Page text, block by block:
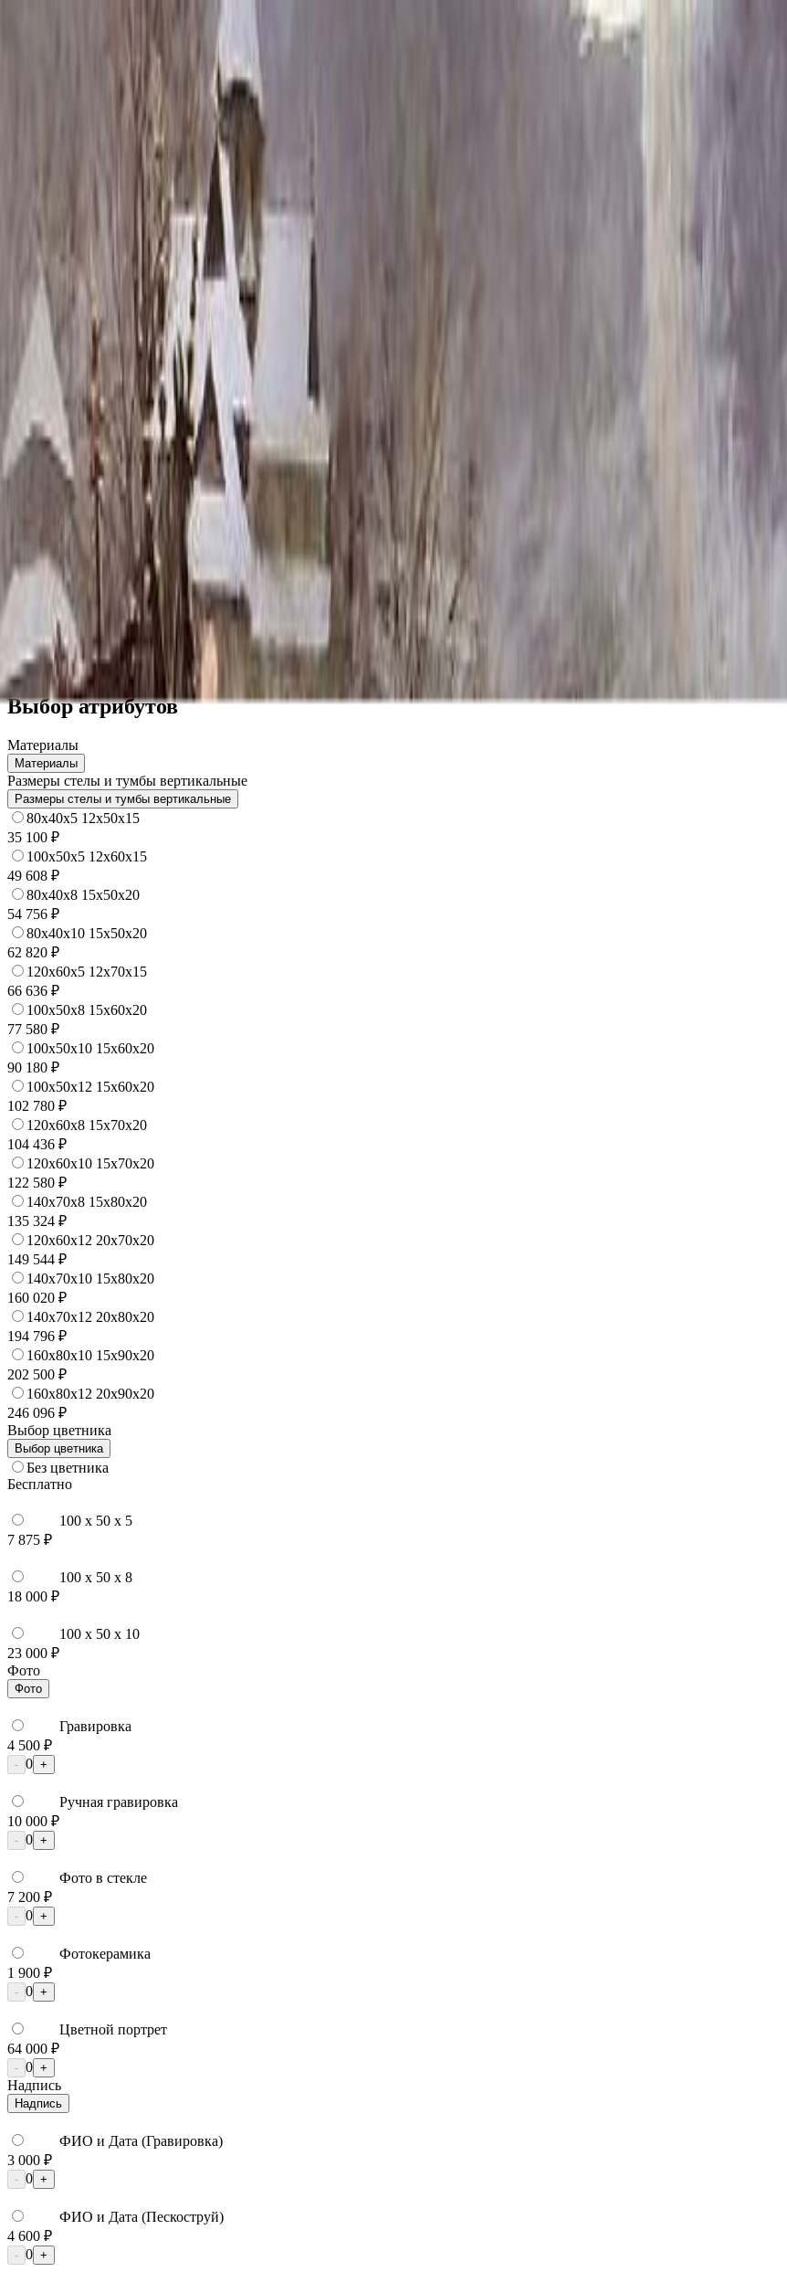
Блог Гарантия
Услуги
Контакты
Скидка 5.00% на Надгробные плиты
Скидка 5.00% на Надгробные плиты
Памятник ММ/M-1015
Памятники По цене Бюджетные памятники / Памятник ММ/M-1015
38 250
Быстрый заказ
Памятник ММ/M-1015
38 250 ₽
Выбор атрибутов
Материалы
Материалы
Размеры стелы и тумбы вертикальные
Размеры стелы и тумбы вертикальные
80x40x5 12x50x15
35 100 ₽
100x50x5 12x60x15
49 608 ₽
80x40x8 15x50x20
54 756 ₽
80x40x10 15x50x20
62 820 ₽
120x60x5 12x70x15
66 636 ₽
100x50x8 15x60x20
77 580 ₽
100x50x10 15x60x20
90 180 ₽
100x50x12 15x60x20
102 780 ₽
120x60x8 15x70x20
104 436 ₽
120x60x10 15x70x20
122 580 ₽
140x70x8 15x80x20
135 324 ₽
120x60x12 20x70x20
149 544 ₽
140x70x10 15x80x20
160 020 ₽
140x70x12 20x80x20
194 796 ₽
160x80x10 15x90x20
202 500 ₽
160x80x12 20x90x20
246 096 ₽
Выбор цветника
Выбор цветника
Без цветника
Бесплатно
100 x 50 x 5
7 875 ₽
100 x 50 x 8
18 000 ₽
100 x 50 x 10
23 000 ₽
Фото
Фото
Гравировка
4 500 ₽
- 0 +
Ручная гравировка
10 000 ₽
- 0 +
Фото в стекле
7 200 ₽
- 0 +
Фотокерамика
1 900 ₽
- 0 +
Цветной портрет
64 000 ₽
- 0 +
Надпись
Надпись
ФИО и Дата (Гравировка)
3 000 ₽
- 0 +
ФИО и Дата (Пескоструй)
4 600 ₽
- 0 +